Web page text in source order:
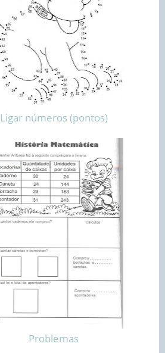
Ligar números (pontos)
Problemas